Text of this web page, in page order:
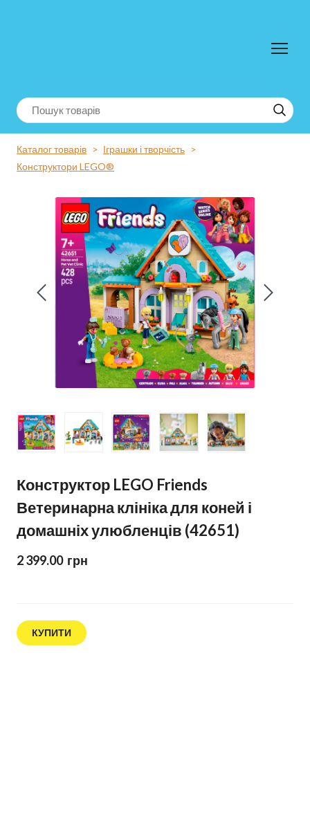
Каталог товарів
Іграшки і творчість
Конструктори LEGO®
Конструктор LEGO Friends
Ветеринарна клініка для коней і
домашніх улюбленців (42651)
2 399.00  грн
КУПИТИ